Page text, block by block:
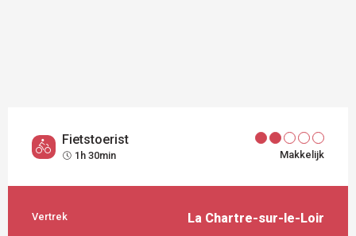
Fietstoerist
1h 30min Makkelijk
PRAKTISCHE INFORMATIE
Vertrek La Chartre-sur-le-Loir